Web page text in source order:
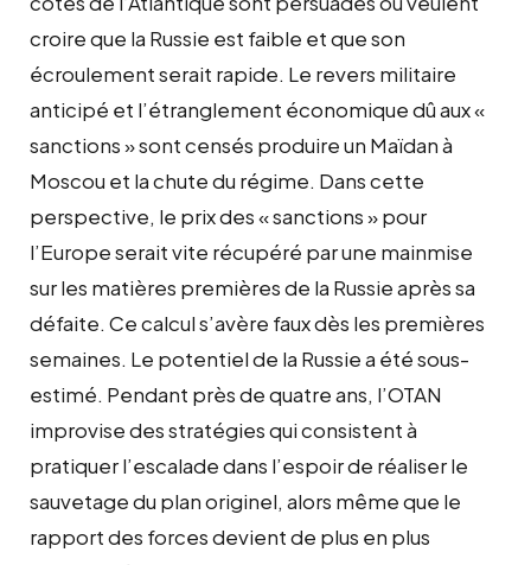
croire que la Russie est faible et que son
écroulement serait rapide. Le revers militaire
anticipé et l’étranglement économique dû aux «
sanctions » sont censés produire un Maïdan à
Moscou et la chute du régime. Dans cette
perspective, le prix des « sanctions » pour
l’Europe serait vite récupéré par une mainmise
sur les matières premières de la Russie après sa
défaite. Ce calcul s’avère faux dès les premières
semaines. Le potentiel de la Russie a été sous-
estimé. Pendant près de quatre ans, l’OTAN
improvise des stratégies qui consistent à
pratiquer l’escalade dans l’espoir de réaliser le
sauvetage du plan originel, alors même que le
rapport des forces devient de plus en plus